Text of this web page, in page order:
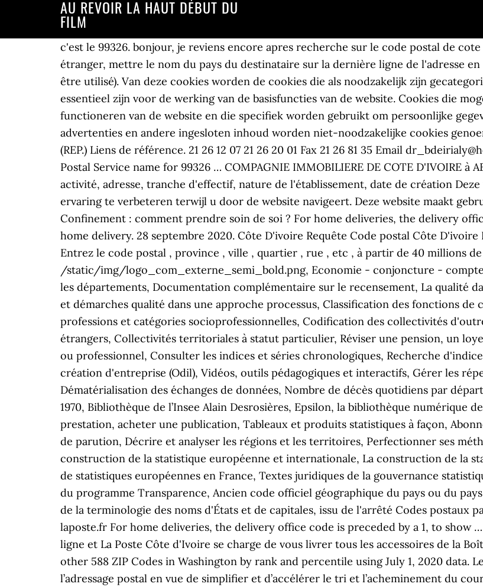
AU REVOIR LA HAUT DÉBUT DU
FILM
c'est le 99326. bonjour, je reviens encore apres recherche sur le code postal de
étranger, mettre le nom du pays du destinataire sur la dernière ligne de l'adresse
être utilisé). Van deze cookies worden de cookies die als noodzakelijk zijn
essentieel zijn voor de werking van de basisfuncties van de website. Cookies die
functioneren van de website en die specifiek worden gebruikt om persoonlijke
advertenties en andere ingesloten inhoud worden niet-noodzakelijke cookies
(REP.) Liens de référence. 21 26 12 07 21 26 20 01 Fax 21 26 81 35 Email
Postal Service name for 99326 … COMPAGNIE IMMOBILIERE DE COTE D'IVOIRE à
activité, adresse, tranche d'effectif, nature de l'établissement, date de création
ervaring te verbeteren terwijl u door de website navigeert. Deze website maakt
Confinement : comment prendre soin de soi ? For home deliveries, the delivery
home delivery. 28 septembre 2020. Côte D'ivoire Requête Code postal Côte
Entrez le code postal , province , ville , quartier , rue , etc , à partir de 40 millions
/static/img/logo_com_externe_semi_bold.png, Economie - conjoncture -
les départements, Documentation complémentaire sur le recensement, La qualité
et démarches qualité dans une approche processus, Classification des fonctions de
professions et catégories socioprofessionnelles, Codification des collectivités
étrangers, Collectivités territoriales à statut particulier, Réviser une pension, un
ou professionnel, Consulter les indices et séries chronologiques, Recherche
création d'entreprise (Odil), Vidéos, outils pédagogiques et interactifs, Gérer les
Dématérialisation des échanges de données, Nombre de décès quotidiens par
1970, Bibliothèque de l’Insee Alain Desrosières, Epsilon, la bibliothèque numérique
prestation, acheter une publication, Tableaux et produits statistiques à façon,
de parution, Décrire et analyser les régions et les territoires, Perfectionner ses
construction de la statistique européenne et internationale, La construction de la
de statistiques européennes en France, Textes juridiques de la gouvernance
du programme Transparence, Ancien code officiel géographique du pays ou du
de la terminologie des noms d'États et de capitales, issu de l'arrêté Codes postaux
laposte.fr For home deliveries, the delivery office code is preceded by a 1, to show
ligne et La Poste Côte d'Ivoire se charge de vous livrer tous les accessoires de la
other 588 ZIP Codes in Washington by rank and percentile using July 1, 2020 data.
l’adressage postal en vue de simplifier et d’accélérer le tri et l’acheminement du